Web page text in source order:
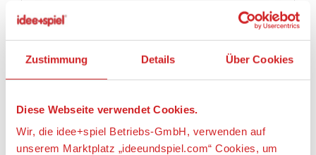
Zustimmung Details Über Cookies
Diese Webseite verwendet Cookies.
Wir, die idee+spiel Betriebs-GmbH, verwenden auf
unserem Marktplatz „ideeundspiel.com“ Cookies, um
Jahren ein altersgerechtes Bauerlebnis.
• Der Fahrradzug ist 2 cm hoch, 2 cm breit und
16 cm lang.
• Der Hamster-Spielplatz ist 5 cm hoch, 4cm breit
• Lässt sich mit dem Set 41110 Geburtstagsparty
kombinieren, damit sich auch die Hamster auf der
Party vergnügen können.